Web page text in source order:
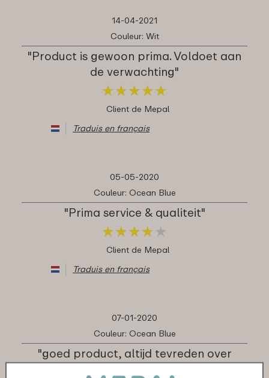
14-04-2021
Couleur: Wit
"Product is gewoon prima. Voldoet aan
de verwachting"
★★★★★
★★★★★
Client de Mepal
Traduis en français
05-05-2020
Couleur: Ocean Blue
"Prima service & qualiteit"
★★★★ ★
★★★★ ★
Client de Mepal
Traduis en français
07-01-2020
Couleur: Ocean Blue
"goed product, altijd tevreden over